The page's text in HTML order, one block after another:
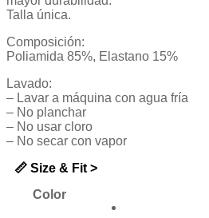
Talla única.
Composición:
Poliamida 85%, Elastano 15%
Lavado:
– Lavar a máquina con agua fría
– No planchar
– No usar cloro
– No secar con vapor
📏 Size & Fit >
Color